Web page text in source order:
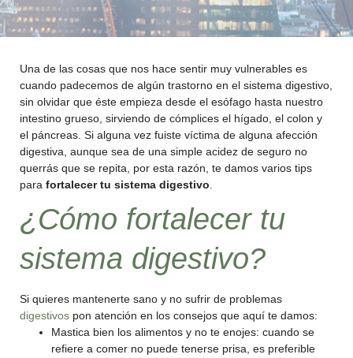
Una de las cosas que nos hace sentir muy vulnerables es
cuando padecemos de algún trastorno en el sistema digestivo,
sin olvidar que éste empieza desde el esófago hasta nuestro
intestino grueso, sirviendo de cómplices el hígado, el colon y
el páncreas. Si alguna vez fuiste víctima de alguna afección
digestiva, aunque sea de una simple acidez de seguro no
querrás que se repita, por esta razón, te damos varios tips
para fortalecer tu sistema digestivo
¿Cómo fortalecer tu
sistema digestivo?
Si quieres mantenerte sano y no sufrir de problemas
digestivos pon atención en los consejos que aquí te damos:
Mastica bien los alimentos y no te enojes: cuando se
refiere a comer no puede tenerse prisa, es preferible